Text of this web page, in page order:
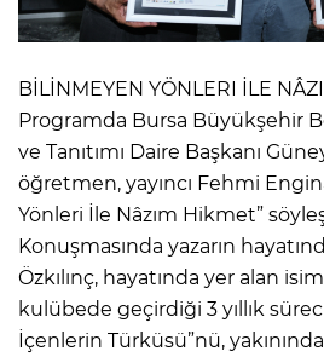
BİLİNMEYEN YÖNLERI İLE
Programda Bursa Büyükşehir
ve Tanıtımı Daire Başkanı
öğretmen, yayıncı Fehmi
Yönleri İle Nâzım Hikmet”
Konuşmasında yazarın
Özkılınç, hayatında yer alan
kulübede geçirdiği 3 yıllık
İçenlerin Türküsü”nü,